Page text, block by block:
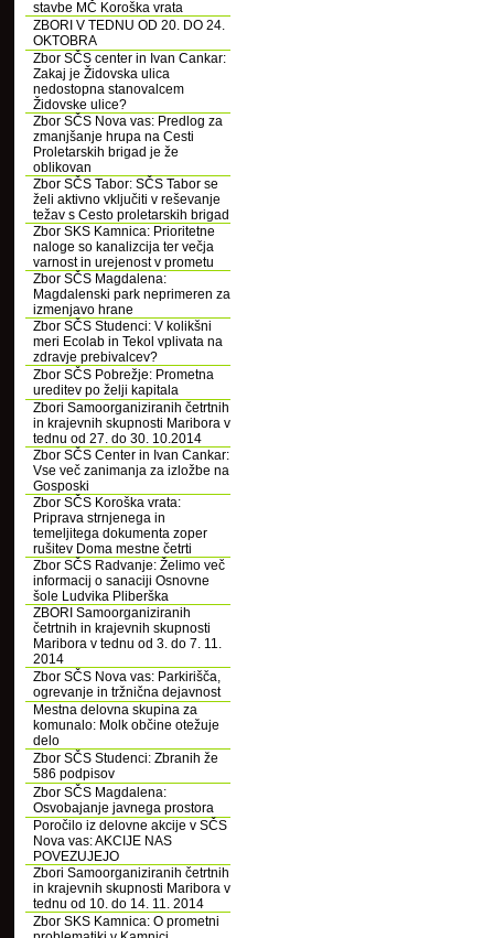
stavbe MČ Koroška vrata
ZBORI V TEDNU OD 20. DO 24.
OKTOBRA
Zbor SČS center in Ivan Cankar:
Zakaj je Židovska ulica
nedostopna stanovalcem
Židovske ulice?
Zbor SČS Nova vas: Predlog za
zmanjšanje hrupa na Cesti
Proletarskih brigad je že
oblikovan
Zbor SČS Tabor: SČS Tabor se
želi aktivno vključiti v reševanje
težav s Cesto proletarskih brigad
Zbor SKS Kamnica: Prioritetne
naloge so kanalizcija ter večja
varnost in urejenost v prometu
Zbor SČS Magdalena:
Magdalenski park neprimeren za
izmenjavo hrane
Zbor SČS Studenci: V kolikšni
meri Ecolab in Tekol vplivata na
zdravje prebivalcev?
Zbor SČS Pobrežje: Prometna
ureditev po želji kapitala
Zbori Samoorganiziranih četrtnih
in krajevnih skupnosti Maribora v
tednu od 27. do 30. 10.2014
Zbor SČS Center in Ivan Cankar:
Vse več zanimanja za izložbe na
Gosposki
Zbor SČS Koroška vrata:
Priprava strnjenega in
temeljitega dokumenta zoper
rušitev Doma mestne četrti
Zbor SČS Radvanje: Želimo več
informacij o sanaciji Osnovne
šole Ludvika Pliberška
ZBORI Samoorganiziranih
četrtnih in krajevnih skupnosti
Maribora v tednu od 3. do 7. 11.
2014
Zbor SČS Nova vas: Parkirišča,
ogrevanje in tržnična dejavnost
Mestna delovna skupina za
komunalo: Molk občine otežuje
delo
Zbor SČS Studenci: Zbranih že
586 podpisov
Zbor SČS Magdalena:
Osvobajanje javnega prostora
Poročilo iz delovne akcije v SČS
Nova vas: AKCIJE NAS
POVEZUJEJO
Zbori Samoorganiziranih četrtnih
in krajevnih skupnosti Maribora v
tednu od 10. do 14. 11. 2014
Zbor SKS Kamnica: O prometni